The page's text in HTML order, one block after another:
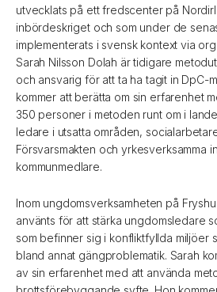
utvecklats på ett fredscenter på
inbördeskriget och som under de
implementerats i svensk kontext via
Sarah Nilsson Dolah är tidigare
och ansvarig för att ta ha tagit in DpC-
kommer att berätta om sin erfarenhet
350 personer i metoden runt om i
ledare i utsatta områden,
Försvarsmakten och yrkesverksamma
kommunmedlare.
Inom ungdomsverksamheten på
använts för att stärka ungdomsledare
som befinner sig i konfliktfyllda miljöer
bland annat gängproblematik. Sarah
av sin erfarenhet med att använda